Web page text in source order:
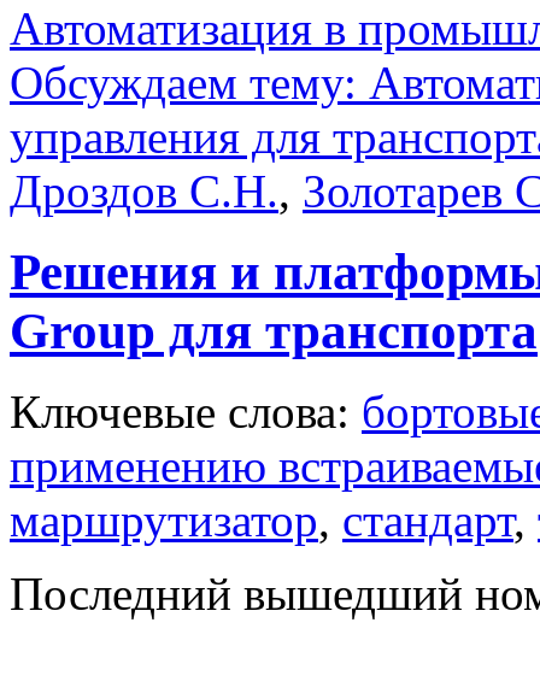
Автоматизация в
Обсуждаем тему:
управления для
Дроздов С.Н., Золотарев
Решения и
Group для транспорта
Ключевые слова:
применению
маршрутизатор, стандарт,
Последний вышедший